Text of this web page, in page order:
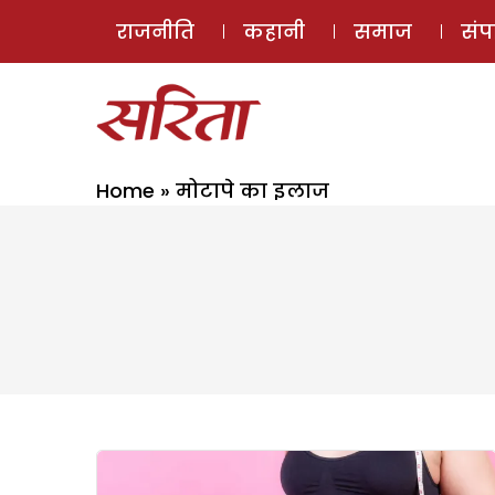
राजनीति कहानी समाज
Home » मोटापे का इलाज